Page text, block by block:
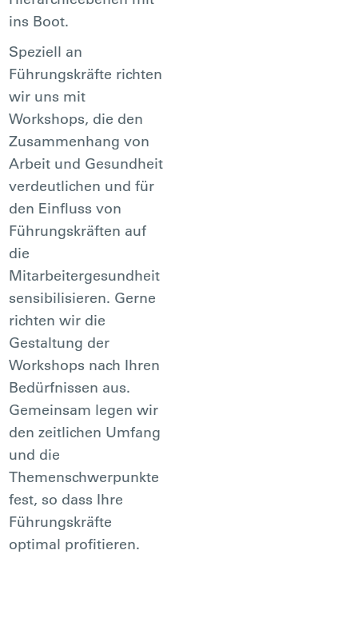
ins Boot.
Speziell an
Führungskräfte richten
wir uns mit
Workshops, die den
Zusammenhang von
Arbeit und Gesundheit
verdeutlichen und für
den Einfluss von
Führungskräften auf
die
Mitarbeitergesundheit
sensibilisieren. Gerne
richten wir die
Gestaltung der
Workshops nach Ihren
Bedürfnissen aus.
Gemeinsam legen wir
den zeitlichen Umfang
und die
Themenschwerpunkte
fest, so dass Ihre
Führungskräfte
optimal profitieren.